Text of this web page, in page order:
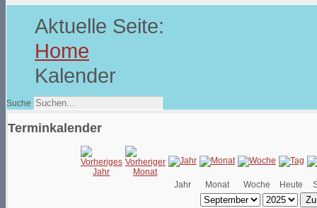
Aktuelle Seite:
Home
Kalender
Suche
Terminkalender
Jahr Monat Woche Heute